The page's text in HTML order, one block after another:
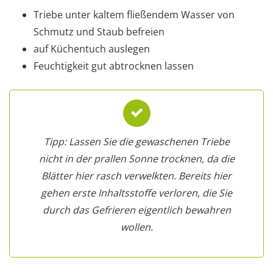
Triebe unter kaltem fließendem Wasser von
Schmutz und Staub befreien
auf Küchentuch auslegen
Feuchtigkeit gut abtrocknen lassen
Tipp: Lassen Sie die gewaschenen Triebe
nicht in der prallen Sonne trocknen, da die
Blätter hier rasch verwelkten. Bereits hier
gehen erste Inhaltsstoffe verloren, die Sie
durch das Gefrieren eigentlich bewahren
wollen.